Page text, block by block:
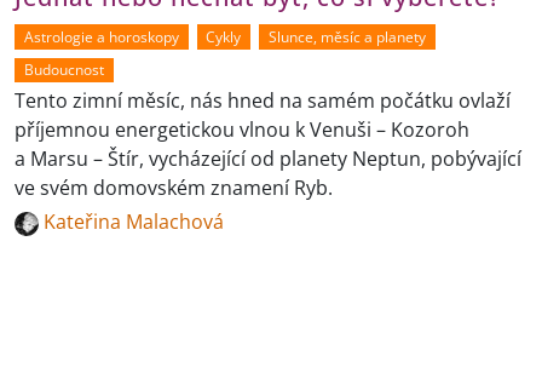
Astrologie a horoskopy Cykly
Slunce, měsíc a planety
Budoucnost
Tento zimní měsíc, nás hned na samém počátku ovlaží
příjemnou energetickou vlnou k Venuši – Kozoroh
a Marsu – Štír, vycházející od planety Neptun, pobývající
ve svém domovském znamení Ryb.
Kateřina Malachová